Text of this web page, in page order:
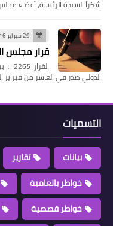
شكراً السيدة الرئيسة، أعضاء
29 فبراير 2016
قرار مجلس الامن 2265 /
الدولي صدر في العاشر من
التسميات
بيانات تقارير
خواطر بالعامية
خواطر قصصية